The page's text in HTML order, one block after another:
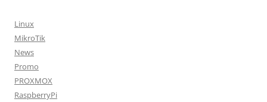
Linux
MikroTik
News
Promo
PROXMOX
RaspberryPi